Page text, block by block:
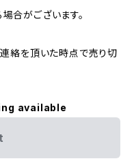
合がございます。
絡を頂いた時点で売り切
available